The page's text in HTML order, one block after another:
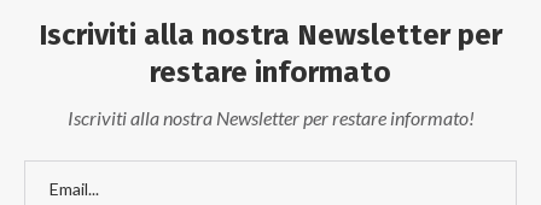
Iscriviti alla nostra Newsletter per
restare informato
Iscriviti alla nostra Newsletter per restare informato!